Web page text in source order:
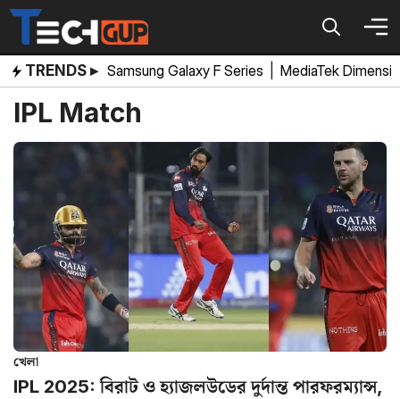
Skip
content
TRENDS ▸ Samsung Galaxy F Series MediaTek
IPL Match
খেলা
IPL 2025: বিরাট ও হ্যাজলউডের দুর্দান্ত পারফরম্যান্স,